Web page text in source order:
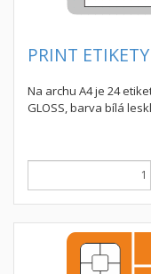
PRINT
Na archu A4 je 24
GLOSS, barva bílá